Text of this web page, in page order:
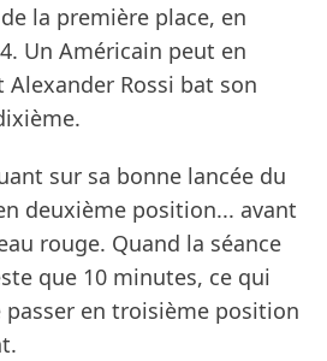
la première place, en
Un Américain peut en
Alexander Rossi bat son
sur sa bonne lancée du
deuxième position... avant
rouge. Quand la séance
que 10 minutes, ce qui
passer en troisième position